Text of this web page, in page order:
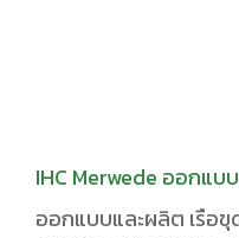
IHC Merwede ออกแบ
ออกแบบและผลิต เรือ